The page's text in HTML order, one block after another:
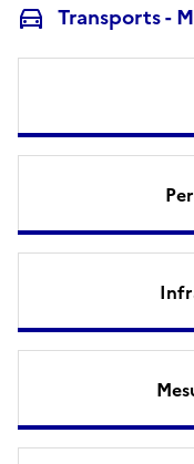
Transports -